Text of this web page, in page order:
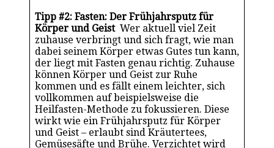
Tipp #2: Fasten: Der Frühjahrsputz für
Körper und Geist Wer aktuell viel Zeit
zuhause verbringt und sich fragt, wie man
dabei seinem Körper etwas Gutes tun kann,
der liegt mit Fasten genau richtig. Zuhause
können Körper und Geist zur Ruhe
kommen und es fällt einem leichter, sich
vollkommen auf beispielsweise die
Heilfasten-Methode zu fokussieren. Diese
wirkt wie ein Frühjahrsputz für Körper
und Geist – erlaubt sind Kräutertees,
Gemüsesäfte und Brühe. Verzichtet wird